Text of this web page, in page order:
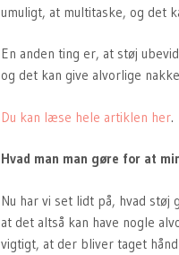
umuligt, at multitaske, og det
En anden ting er, at støj
og det kan give alvorlige
Du kan læse hele artiklen her.
Hvad man man gøre for at
Nu har vi set lidt på, hvad støj
at det altså kan have nogle
vigtigt, at der bliver taget